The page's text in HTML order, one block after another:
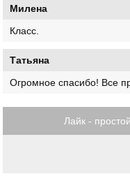
Милена
Класс.
Татьяна
Огромное спасибо! Все
Лайк -